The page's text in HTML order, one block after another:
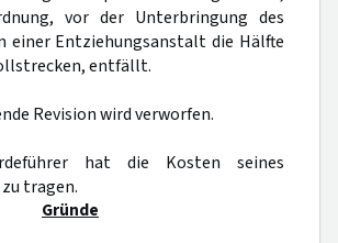
vor der Unterbringung des
einer Entziehungsanstalt die Hälfte
entfällt.
Revision wird verworfen.
hat die Kosten seines
tragen.
Gründe